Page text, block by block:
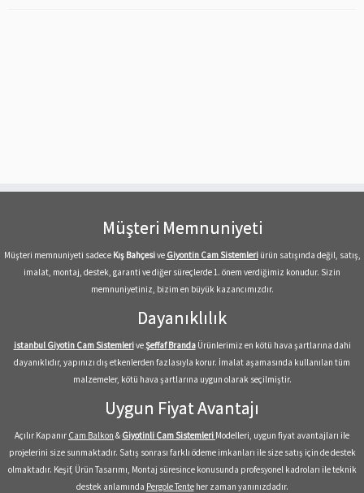
Müşteri Memnuniyeti
Müşteri memnuniyeti sadeceKış Bahçesive Giyontin Cam Sistemleriürün satışında değil, satış,
imalat, montaj, destek, garanti ve diğer süreçlerde 1. önem verdiğimiz konudur. Sizin
memnuniyetiniz, bizim en büyük kazancımızdır.
Dayanıklılık
istanbul Giyotin Cam SistemleriveŞeffaf BrandaÜrünlerimiz en kötü hava şartlarına dahi
dayanıklıdır, yapınızı dış etkenlerden fazlasıyla korur. İmalat aşamasında kullanılan tüm
malzemeler, kötü hava şartlarına uygun olarak seçilmiştir.
Uygun Fiyat Avantajı
Açılır Kapanır Cam Balkon & Giyotinli Cam Sistemleri Modelleri, uygun fiyat avantajları ile
projelerini size sunmaktadır. Satış sonrası farklı ödeme imkanları ile size satış için de destek
olmaktadır. Keşif, Ürün Tasarımı, Montaj süresince konusunda profesyonel kadroları ile teknik
destek anlamında Pergole Tenteher zaman yanınızdadır.